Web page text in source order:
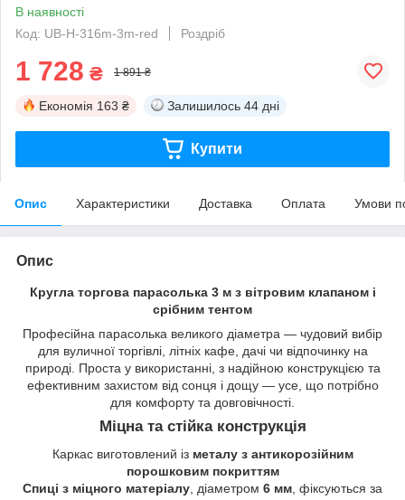
В наявності
Код: UB-H-316m-3m-red
Роздріб
1 728 ₴ 1 891 ₴
Економія 163 ₴ Залишилось 44 дні
Купити
Опис Характеристики Доставка Оплата Умови
Опис
Кругла торгова парасолька 3 м з вітровим клапаном і
срібним тентом
Професійна парасолька великого діаметра — чудовий вибір
для вуличної торгівлі, літніх кафе, дачі чи відпочинку на
природі. Проста у використанні, з надійною конструкцією та
ефективним захистом від сонця і дощу — усе, що потрібно
для комфорту та довговічності.
Міцна та стійка конструкція
Каркас виготовлений із металу з антикорозійним
порошковим покриттям
Спиці з міцного матеріалу , діаметром 6 мм , фіксуються за